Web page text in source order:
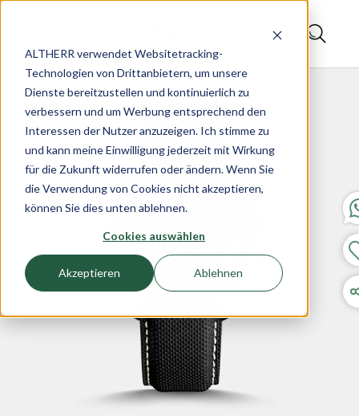
ALTHERR verwendet Websitetracking-
Technologien von Drittanbietern, um unsere
Dienste bereitzustellen und kontinuierlich zu
verbessern und um Werbung entsprechend den
Interessen der Nutzer anzuzeigen. Ich stimme zu
und kann meine Einwilligung jederzeit mit Wirkung
für die Zukunft widerrufen oder ändern. Wenn Sie
die Verwendung von Cookies nicht akzeptieren,
können Sie dies unten ablehnen.
Cookies auswählen
Akzeptieren Ablehnen